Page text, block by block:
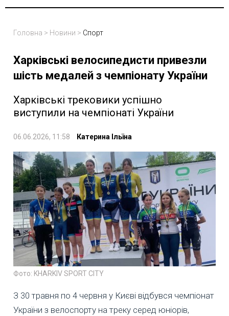
Головна > Новини > Спорт
Харківські велосипедисти привезли
шість медалей з чемпіонату України
Харківські трековики успішно
виступили на чемпіонаті України
06.06.2026, 11:58 Катерина Ільїна
Фото: KHARKIV SPORT CITY
З 30 травня по 4 червня у Києві відбувся чемпіонат
України з велоспорту на треку серед юніорів,